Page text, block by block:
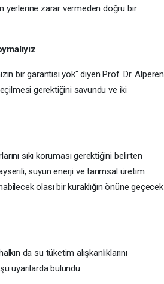
yerlerine zarar vermeden doğru bir
bir garantisi yok" diyen Prof. Dr. Alperen
gerektiğini savundu ve iki
sıkı koruması gerektiğini belirten
suyun enerji ve tarımsal üretim
olası bir kuraklığın önüne geçecek
da su tüketim alışkanlıklarını
uyarılarda bulundu: